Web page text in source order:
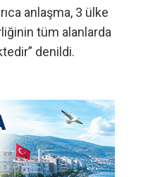
anlaşma, 3 ülke
tüm alanlarda
denildi.